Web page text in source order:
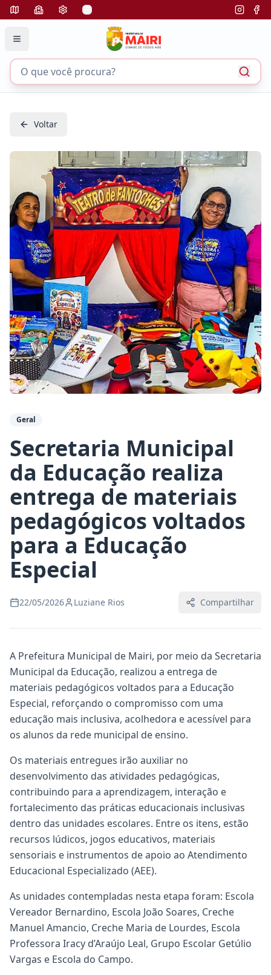
Voltar
Geral
Secretaria Municipal
da Educação realiza
entrega de materiais
pedagógicos voltados
para a Educação
Especial
22/05/2026 Luziane Rios Compartilhar
A Prefeitura Municipal de Mairi, por meio da Secretaria
Municipal da Educação, realizou a entrega de
materiais pedagógicos voltados para a Educação
Especial, reforçando o compromisso com uma
educação mais inclusiva, acolhedora e acessível para
os alunos da rede municipal de ensino.
Os materiais entregues irão auxiliar no
desenvolvimento das atividades pedagógicas,
contribuindo para a aprendizagem, interação e
fortalecimento das práticas educacionais inclusivas
dentro das unidades escolares. Entre os itens, estão
recursos lúdicos, jogos educativos, materiais
sensoriais e instrumentos de apoio ao Atendimento
Educacional Especializado (AEE).
As unidades contempladas nesta etapa foram: Escola
Vereador Bernardino, Escola João Soares, Creche
Manuel Amancio, Creche Maria de Lourdes, Escola
Professora Iracy d’Araújo Leal, Grupo Escolar Getúlio
Vargas e Escola do Campo.